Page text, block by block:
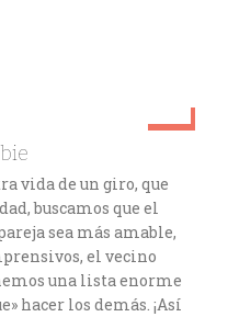
vida de un giro, que
buscamos que el
sea más amable,
el vecino
una lista enorme
hacer los demás. ¡Así